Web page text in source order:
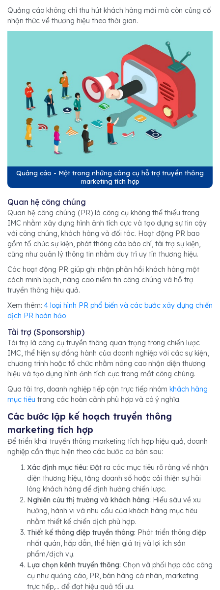
Quảng cáo không chỉ thu hút khách hàng mới mà còn củng cố
nhận thức về thương hiệu theo thời gian.
Quảng cáo - Một trong những công cụ hỗ trợ truyền thông
marketing tích hợp
Quan hệ công chúng
Quan hệ công chúng (PR) là công cụ không thể thiếu trong
IMC nhằm xây dựng hình ảnh tích cực và tạo dựng sự tin cậy
với công chúng, khách hàng và đối tác. Hoạt động PR bao
gồm tổ chức sự kiện, phát thông cáo báo chí, tài trợ sự kiện,
cũng như quản lý thông tin nhằm duy trì uy tín thương hiệu.
Các hoạt động PR giúp ghi nhận phản hồi khách hàng một
cách minh bạch, nâng cao niềm tin công chúng và hỗ trợ
truyền thông hiệu quả.
Xem thêm: 4 loại hình PR phổ biến và các bước xây dựng chiến
dịch PR hoàn hảo
Tài trợ (Sponsorship)
Tài trợ là công cụ truyền thông quan trọng trong chiến lược
IMC, thể hiện sự đồng hành của doanh nghiệp với các sự kiện,
chương trình hoặc tổ chức nhằm nâng cao nhận diện thương
hiệu và tạo dựng hình ảnh tích cực trong mắt công chúng.
Qua tài trợ, doanh nghiệp tiếp cận trực tiếp nhóm khách hàng
mục tiêu trong các hoàn cảnh phù hợp và có ý nghĩa.
Các bước lập kế hoạch truyền thông
marketing tích hợp
Để triển khai truyền thông marketing tích hợp hiệu quả, doanh
nghiệp cần thực hiện theo các bước cơ bản sau:
Xác định mục tiêu: Đặt ra các mục tiêu rõ ràng về nhận
diện thương hiệu, tăng doanh số hoặc cải thiện sự hài
lòng khách hàng để định hướng chiến lược.
Nghiên cứu thị trường và khách hàng: Hiểu sâu về xu
hướng, hành vi và nhu cầu của khách hàng mục tiêu
nhằm thiết kế chiến dịch phù hợp.
Thiết kế thông điệp truyền thông: Phát triển thông điệp
nhất quán, hấp dẫn, thể hiện giá trị và lợi ích sản
phẩm/dịch vụ.
Lựa chọn kênh truyền thông: Chọn và phối hợp các công
cụ như quảng cáo, PR, bán hàng cá nhân, marketing
trực tiếp,... để đạt hiệu quả tối ưu.